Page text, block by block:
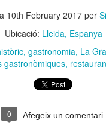
10th February 2017 per
Ubicació: Lleida, Espanya
gastronomia La
gastronòmiques
0 Afegeix un comentari